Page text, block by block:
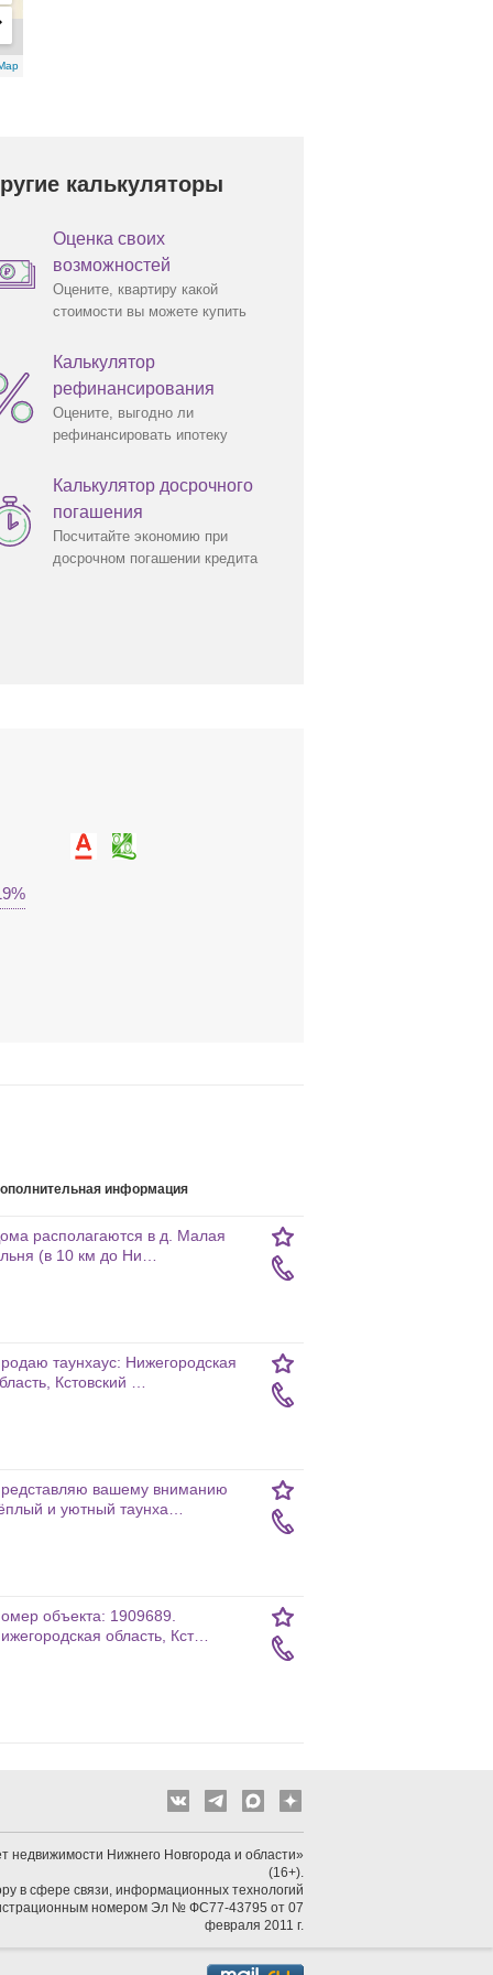
калькуляторы
Оценка своих
возможностей
Оцените, квартиру какой
стоимости вы можете купить
Калькулятор
рефинансирования
Оцените, выгодно ли
рефинансировать ипотеку
Калькулятор досрочного
погашения
Посчитайте экономию при
досрочном погашении кредита
информация
располагаются в д. Малая
(в 10 км до Ни…
таунхаус: Нижегородская
Кстовский …
вашему вниманию
и уютный таунха…
объекта: 1909689.
область, Кст…
недвижимости Нижнего Новгорода и области»
(16+).
в сфере связи, информационных технологий
номером Эл № ФС77-43795 от 07
февраля 2011 г.